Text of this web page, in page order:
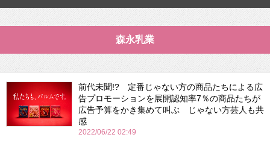
森永乳業
前代未聞!? 定番じゃない方の商品たちによる広
告プロモーションを展開認知率7％の商品たちが
広告予算をかき集めて叫ぶ じゃない方芸人も共
感
2022/06/22 02:49